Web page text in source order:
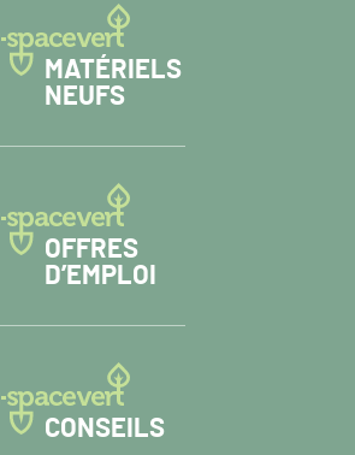
MATÉRIELS
NEUFS
OFFRES
D’EMPLOI
CONSEILS